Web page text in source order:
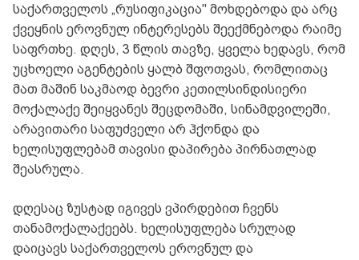
საქართველოს „რუსიფიკაცია" მოხდებოდა და არც
ქვეყნის ეროვნულ ინტერესებს შეექმნებოდა რაიმე
საფრთხე. დღეს, 3 წლის თავზე, ყველა ხედავს, რომ
უცხოელი აგენტების ყალბ შფოთვას, რომლითაც
მათ მაშინ საკმაოდ ბევრი კეთილსინდისიერი
მოქალაქე შეიყვანეს შეცდომაში, სინამდვილეში,
არავითარი საფუძველი არ ჰქონდა და
ხელისუფლებამ თავისი დაპირება პირნათლად
შეასრულა.
დღესაც ზუსტად იგივეს ვპირდებით ჩვენს
თანამოქალაქეებს. ხელისუფლება სრულად
დაიცავს საქართველოს ეროვნულ და